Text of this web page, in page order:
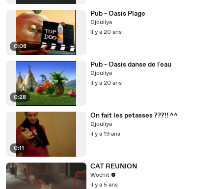
0:08
Pub - Oasis Plage
Djouliya
il y a 20 ans
0:28
Pub - Oasis danse de l'eau
Djouliya
il y a 20 ans
0:11
On fait les petasses ???!! ^^
Djouliya
il y a 19 ans
CAT REUNION
Wochit
il y a 5 ans